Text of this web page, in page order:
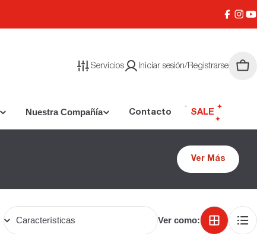
Servicios Iniciar sesión/Registrarse
Nuestra Compañía Contacto SALE
Ver Más
Ver como: